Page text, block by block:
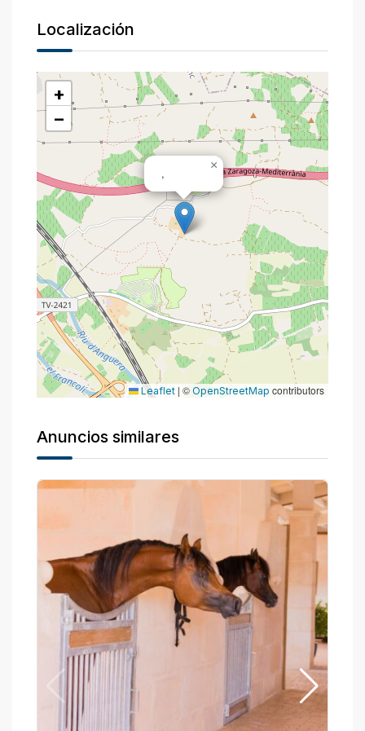
Localización
,
×
+
−
Leaflet | © OpenStreetMap contributors
Anuncios similares